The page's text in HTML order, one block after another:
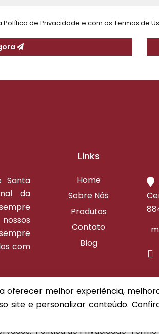
Política de Privacidade e com os Termos de
oferecer melhor experiência,
site e personalizar conteúdo.
Santa
da
com
Links
Home
Sobre Nós
Produtos
Contato
Blog
Política de Privacidade Termo